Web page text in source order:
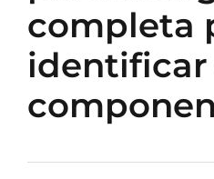
completa
identificar